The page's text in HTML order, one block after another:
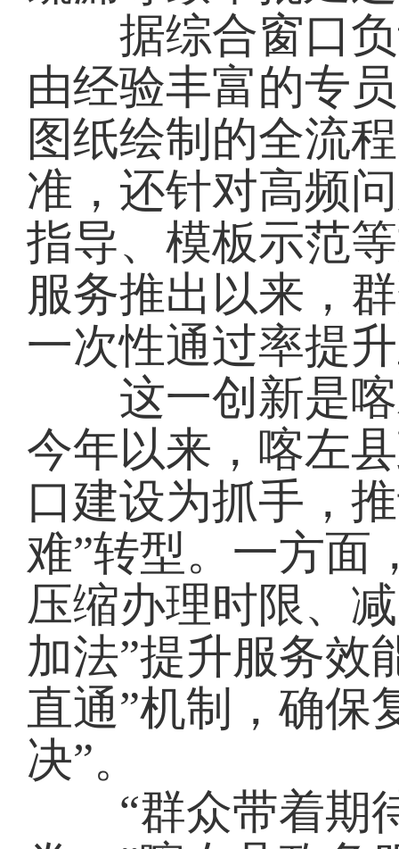
据综合窗口负
由经验丰富的专
图纸绘制的全流
准，还针对高频
指导、模板示范
服务推出以来，
一次性通过率提
这一创新是喀
今年以来，喀左
口建设为抓手，
难”转型。一方面
压缩办理时限、
加法”提升服务效
直通”机制，确保
决”。
“群众带着期待